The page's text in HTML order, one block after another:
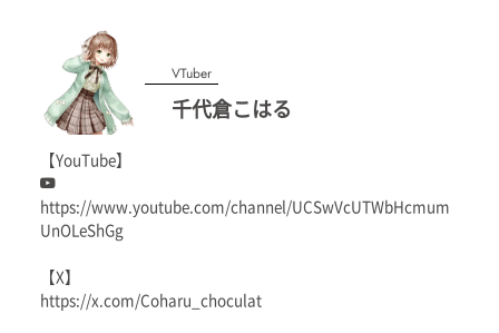
VTuber
千代倉こはる
【YouTube】
https://www.youtube.com/channel/UCSwVcUTWbHcmum
UnOLeShGg
【X】
https://x.com/Coharu_choculat